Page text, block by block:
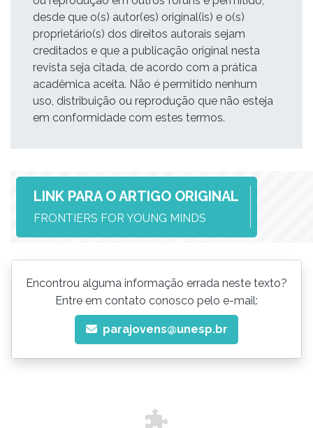
desde que o(s) autor(es) original(is) e o(s)
proprietário(s) dos direitos autorais sejam
creditados e que a publicação original nesta
revista seja citada, de acordo com a prática
acadêmica aceita. Não é permitido nenhum
uso, distribuição ou reprodução que não esteja
em conformidade com estes termos.
LINK PARA O ARTIGO ORIGINAL
FRONTIERS FOR YOUNG MINDS
Encontrou alguma informação errada neste texto?
Entre em contato conosco pelo e-mail:
parajovens@unesp.br